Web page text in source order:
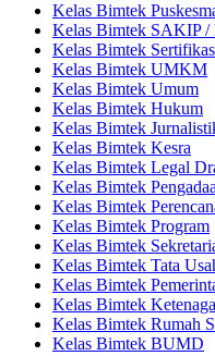
Kelas Bimtek
Kelas Bimtek SAKIP
Kelas Bimtek
Kelas Bimtek UMKM
Kelas Bimtek Umum
Kelas Bimtek Hukum
Kelas Bimtek
Kelas Bimtek Kesra
Kelas Bimtek Legal
Kelas Bimtek
Kelas Bimtek
Kelas Bimtek Program
Kelas Bimtek
Kelas Bimtek Tata
Kelas Bimtek
Kelas Bimtek
Kelas Bimtek Rumah
Kelas Bimtek BUMD